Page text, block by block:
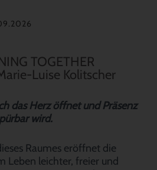
TOGETHER
Luise Kolitscher
das Herz öffnet und Präsenz
wird.
Raumes eröffnet die
Leben leichter, freier und